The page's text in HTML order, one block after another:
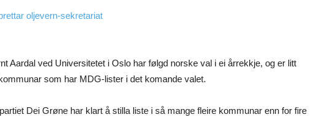
oljevern-sekretariat
Aardal ved Universitetet i Oslo har følgd norske val i ei årrekkje, og er litt
som har MDG-lister i det komande valet.
Dei Grøne har klart å stilla liste i så mange fleire kommunar enn for fire